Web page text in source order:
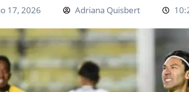
17, 2026 Adriana Quisbert